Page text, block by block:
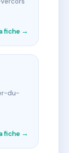
fiche →
du-
fiche →